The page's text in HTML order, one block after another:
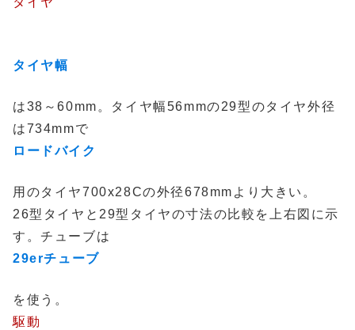
タイヤ幅
は38～60mm。タイヤ幅56mmの29型のタイヤ外径
は734mmで
ロードバイク
用のタイヤ700x28Cの外径678mmより大きい。
26型タイヤと29型タイヤの寸法の比較を上右図に示
す。チューブは
29erチューブ
を使う。
駆動